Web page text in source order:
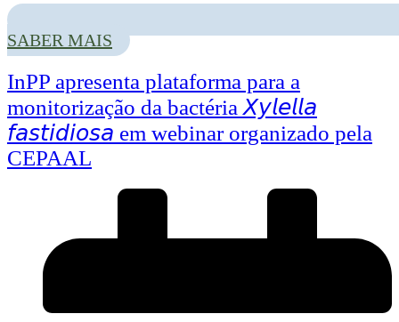
SABER MAIS
InPP apresenta plataforma para a
monitorização da bactéria 𝘟𝘺𝘭𝘦𝘭𝘭𝘢
𝘧𝘢𝘴𝘵𝘪𝘥𝘪𝘰𝘴𝘢 em webinar organizado pela
CEPAAL